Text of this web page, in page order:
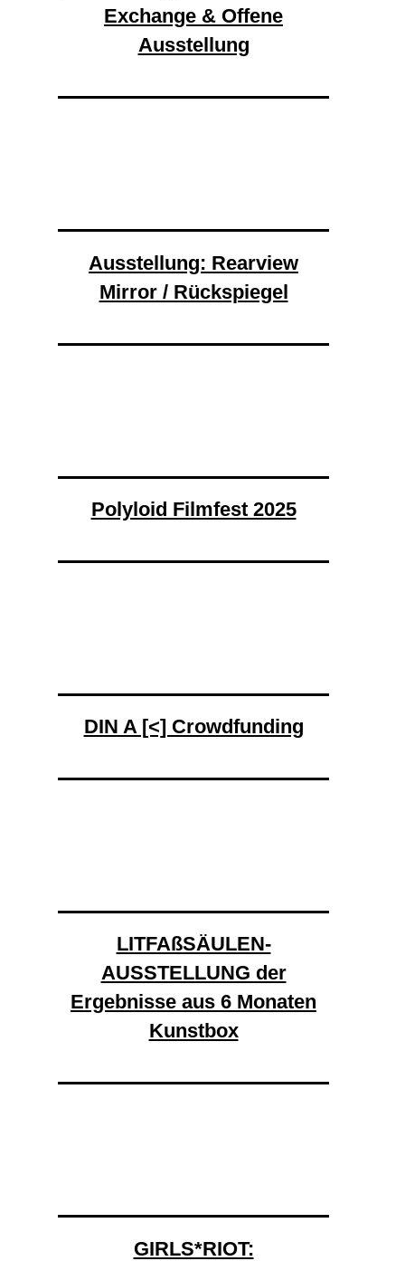
Exchange & Offene
Ausstellung
Ausstellung: Rearview
Mirror / Rückspiegel
Polyloid Filmfest 2025
DIN A [<] Crowdfunding
LITFAßSÄULEN-
AUSSTELLUNG der
Ergebnisse aus 6 Monaten
Kunstbox
GIRLS*RIOT: